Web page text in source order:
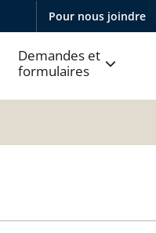
Pour nous joindre
Demandes et
formulaires